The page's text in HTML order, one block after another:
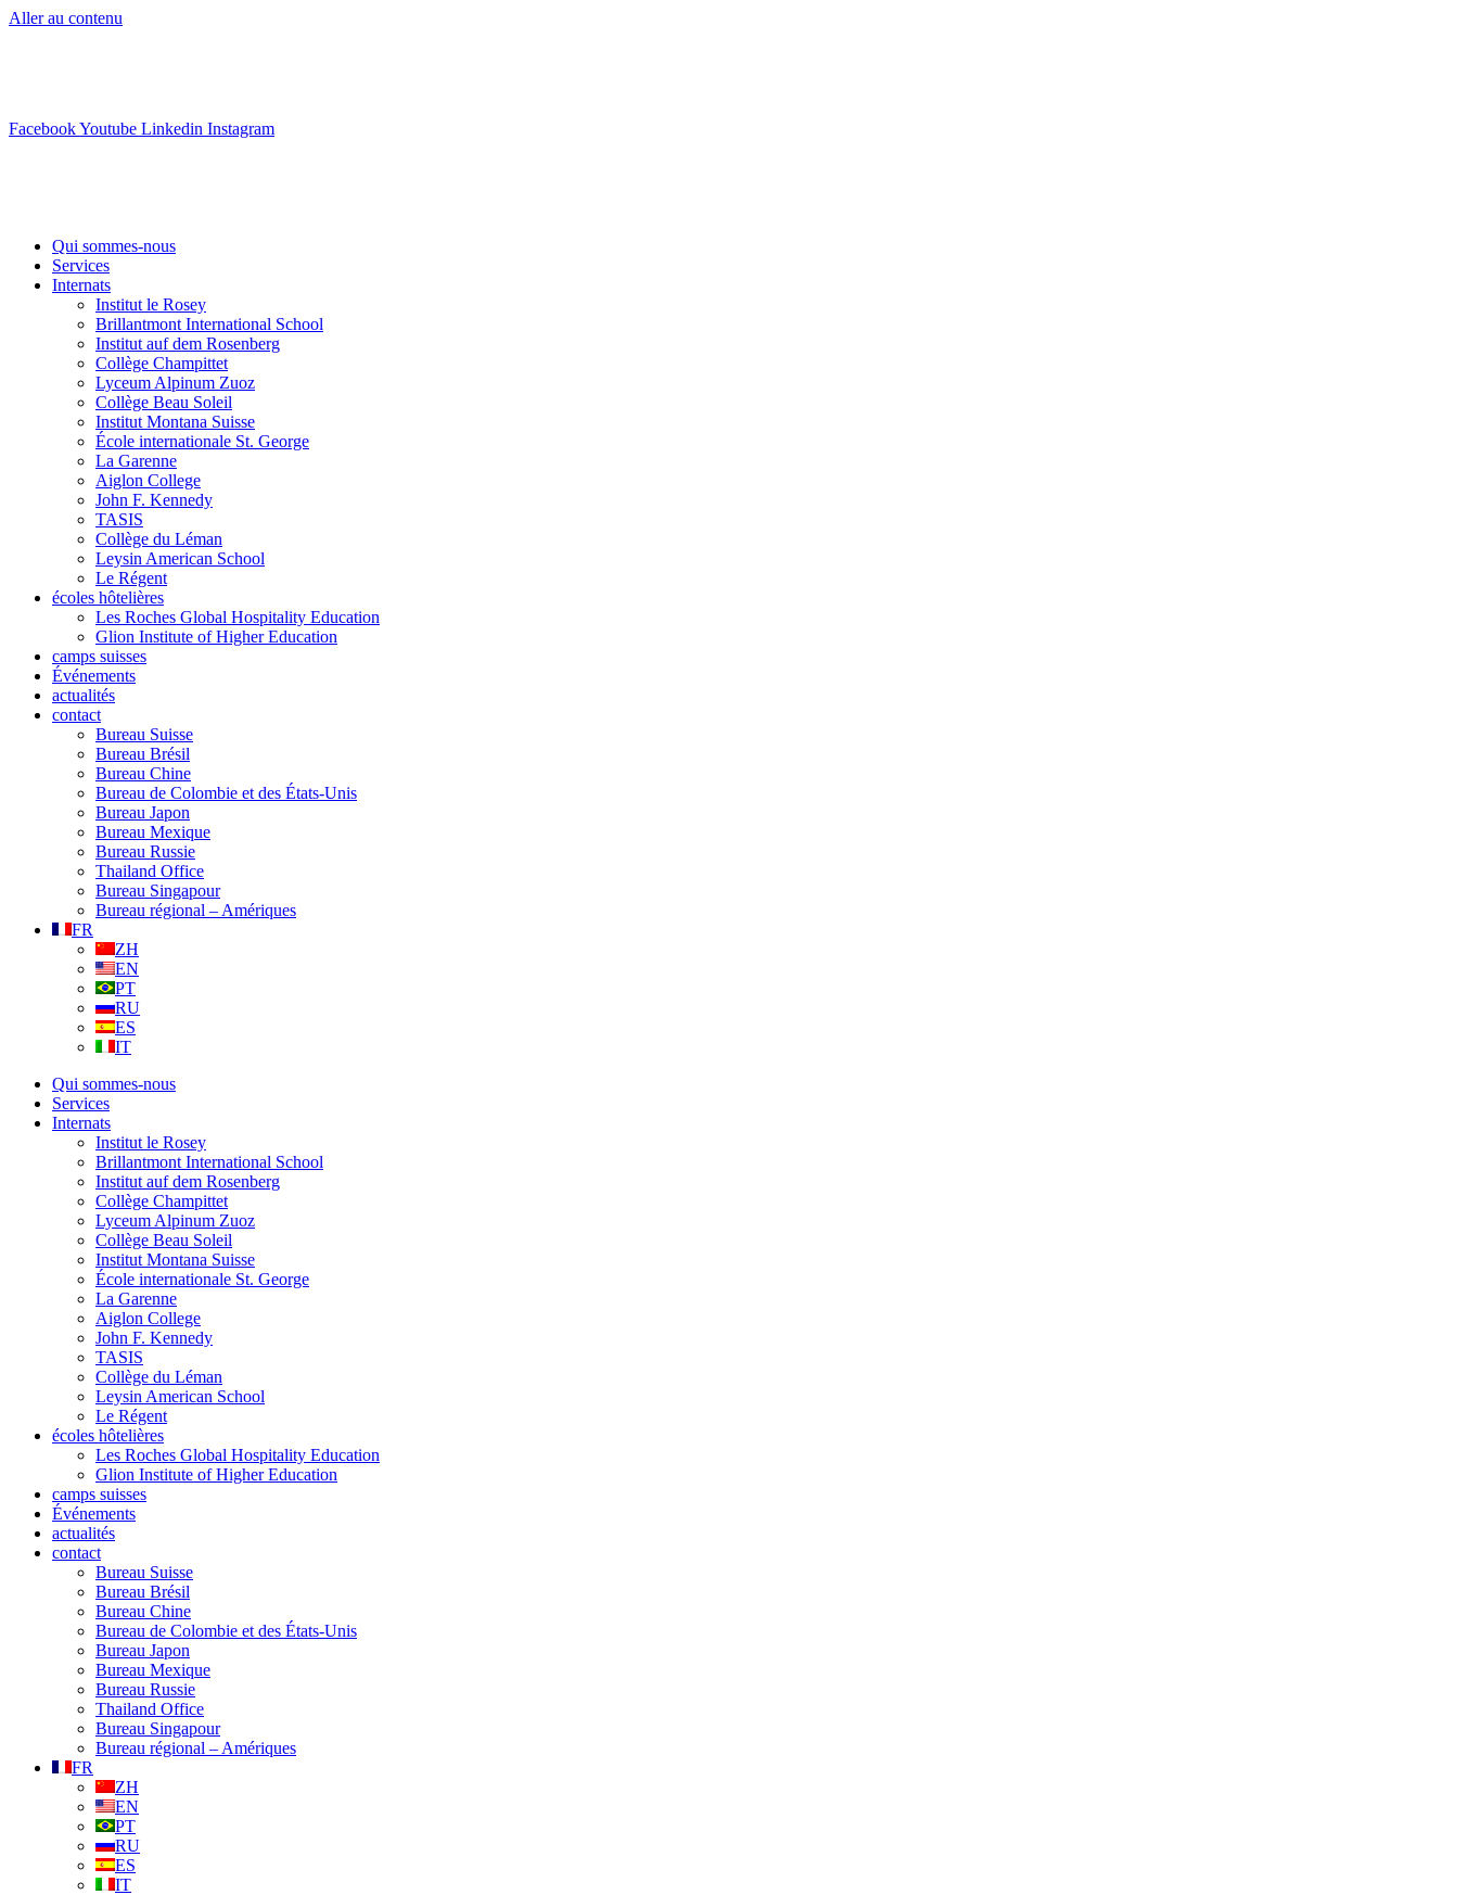
Aller au contenu
FacebookYoutube Linkedin Instagram
Qui sommes-nous
Services
Internats
Institut le Rosey
Brillantmont International School
Institut auf dem Rosenberg
Collège Champittet
Lyceum Alpinum Zuoz
Collège Beau Soleil
Institut Montana Suisse
École internationale St. George
La Garenne
Aiglon College
John F. Kennedy
TASIS
Collège du Léman
Leysin American School
Le Régent
écoles hôtelières
Les Roches Global Hospitality Education
Glion Institute of Higher Education
camps suisses
Événements
actualités
contact
Bureau Suisse
Bureau Brésil
Bureau Chine
Bureau de Colombie et des États-Unis
Bureau Japon
Bureau Mexique
Bureau Russie
Thailand Office
Bureau Singapour
Bureau régional – Amériques
FR
ZH
EN
PT
RU
ES
IT
Qui sommes-nous
Services
Internats
Institut le Rosey
Brillantmont International School
Institut auf dem Rosenberg
Collège Champittet
Lyceum Alpinum Zuoz
Collège Beau Soleil
Institut Montana Suisse
École internationale St. George
La Garenne
Aiglon College
John F. Kennedy
TASIS
Collège du Léman
Leysin American School
Le Régent
écoles hôtelières
Les Roches Global Hospitality Education
Glion Institute of Higher Education
camps suisses
Événements
actualités
contact
Bureau Suisse
Bureau Brésil
Bureau Chine
Bureau de Colombie et des États-Unis
Bureau Japon
Bureau Mexique
Bureau Russie
Thailand Office
Bureau Singapour
Bureau régional – Amériques
FR
ZH
EN
PT
RU
ES
IT